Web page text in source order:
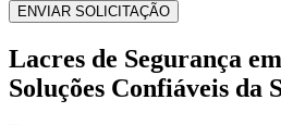
ENVIAR SOLICITAÇÃO
Lacres de Segurança
Soluções Confiáveis da